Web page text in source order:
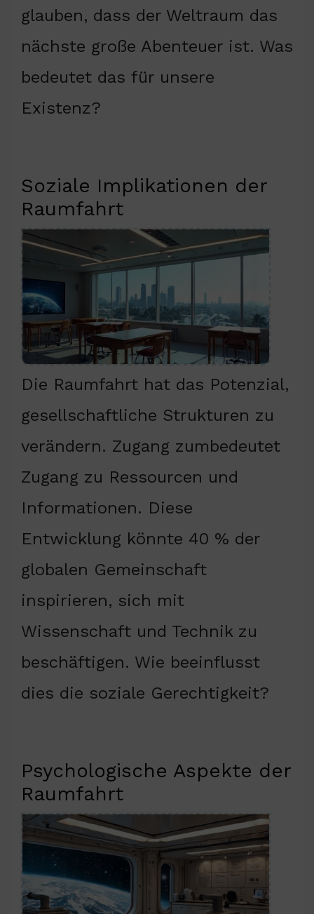
glauben, dass der Weltraum das
nächste große Abenteuer ist. Was
bedeutet das für unsere
Existenz?
Soziale Implikationen der
Raumfahrt
Die Raumfahrt hat das Potenzial,
gesellschaftliche Strukturen zu
verändern. Zugang zumbedeutet
Zugang zu Ressourcen und
Informationen. Diese
Entwicklung könnte 40 % der
globalen Gemeinschaft
inspirieren, sich mit
Wissenschaft und Technik zu
beschäftigen. Wie beeinflusst
dies die soziale Gerechtigkeit?
Psychologische Aspekte der
Raumfahrt